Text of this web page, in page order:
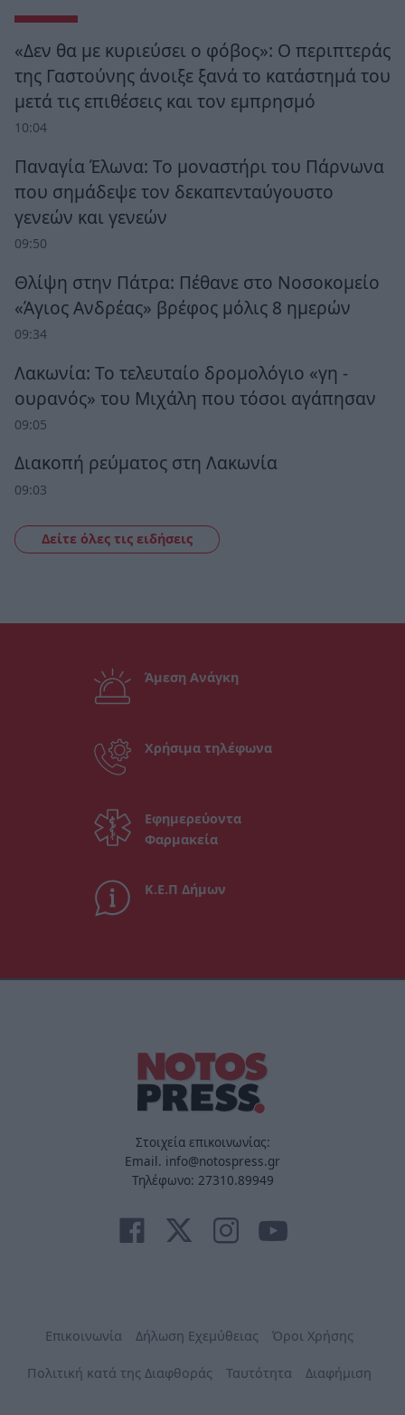
«Δεν θα με κυριεύσει ο φόβος»: Ο περιπτεράς
της Γαστούνης άνοιξε ξανά το κατάστημά του
μετά τις επιθέσεις και τον εμπρησμό
10:04
Παναγία Έλωνα: Το μοναστήρι του Πάρνωνα
που σημάδεψε τον δεκαπενταύγουστο
γενεών και γενεών
09:50
Θλίψη στην Πάτρα: Πέθανε στο Νοσοκομείο
«Άγιος Ανδρέας» βρέφος μόλις 8 ημερών
09:34
Λακωνία: Το τελευταίο δρομολόγιο «γη -
ουρανός» του Μιχάλη που τόσοι αγάπησαν
09:05
Διακοπή ρεύματος στη Λακωνία
09:03
Δείτε όλες τις ειδήσεις
Άμεση Ανάγκη
Χρήσιμα τηλέφωνα
Εφημερεύοντα
Φαρμακεία
Κ.Ε.Π Δήμων
Στοιχεία επικοινωνίας:
Email. info@notospress.gr
Τηλέφωνο: 27310.89949
Επικοινωνία Δήλωση Εχεμύθειας Όροι Χρήσης
Πολιτική κατά της Διαφθοράς Ταυτότητα Διαφήμιση